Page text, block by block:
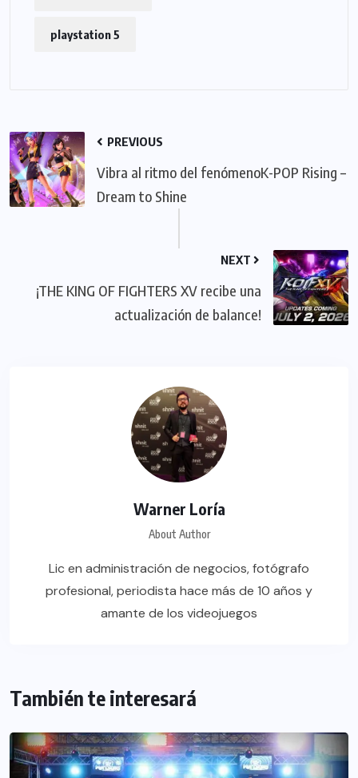
playstation 5
PREVIOUS
Vibra al ritmo del fenómenoK-POP Rising –
Dream to Shine
NEXT
¡THE KING OF FIGHTERS XV recibe una
actualización de balance!
Warner Loría
About Author
Lic en administración de negocios, fotógrafo
profesional, periodista hace más de 10 años y
amante de los videojuegos
También te interesará